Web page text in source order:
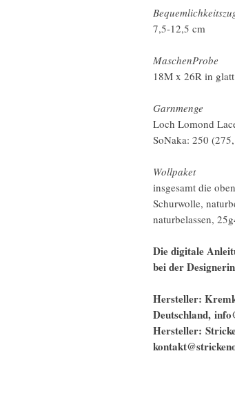
7,5-12,5 cm
MaschenProbe
18M x 26R in
Garnmenge
Loch Lomond
SoNaka: 250
Wollpaket
insgesamt die
Schurwolle,
naturbelassen,
Die digitale
bei der
Hersteller:
Deutschland,
Hersteller: